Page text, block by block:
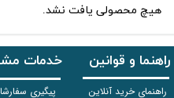
هیچ محصولی یافت نشد.
راهنما و قوانین
راهنمای خرید آنلاین
خدمات
پیگیری